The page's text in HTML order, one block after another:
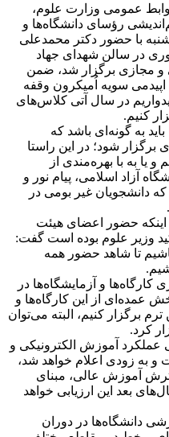
عمومی وزارت علوم،
رؤسای دانشگاه‌ها و
با حضور دکتر محمدعلی
در سالن شهدای جهاد
مجازی برگزار شد، ضمن
اپیدمی سویه اُمیکرون وقفه
در سال آتی کلاس‌های
کنیم.
به گونه‌ای باشد که
برگزار شود؛ در این راستا
و یا به با بهره‌مندی از
آزاد اسلامی، پیام نور و
دانشجویان غیر بومی در
اینکه حضور اعضای هیئت
وزیر علوم بوده است گفت:
تا شاهد حضور همه
و آزمایشگاه‌ها در
عمده‌ای از این کارگاه‌ها و
برگزار کنیم، البته می‌توان
کرد.
عملکرد آموزش الکترونیکی و
و به زودی اعلام خواهد شد،
آموزش عالی، مبنای
بعد این ارزیابی خواهد
دانشگاه‌ها در دوران